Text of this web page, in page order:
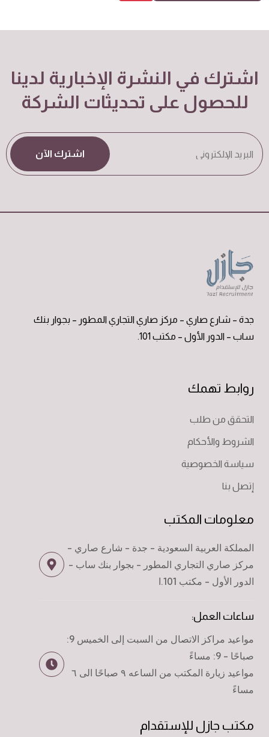
اشترك في النشرة الإخبارية لدينا
للحصول على تحديثات الشركة
اشترك الآن
جدة – شارع صاري – مركز صاري التجاري المطور – بجوار بنك
ساب – الدور الأول – مكتب 101.
روابط تهمك
التحقق من طلب
الشروط والأحكام
سياسة الخصوصية
إتصل بنا
معلومات المكتب
المملكة العربية السعودية - جدة - شارع صاري -
مركز صاري التجاري المطور - بجوار بنك ساب -
الدور الأول - مكتب 101.ا
ساعات العمل:
مواعيد مراكز الاتصال من السبت إلى الخميس 9:
صباحًا - 9: مساءً
مواعيد زيارة المكتب من الساعه ٩ صباحًا الى ٦
مساءً
مكتب جازل للإستقدام